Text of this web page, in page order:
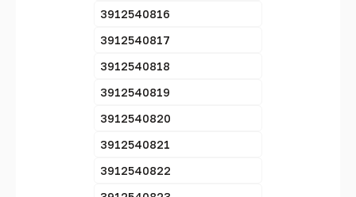
3912540816
3912540817
3912540818
3912540819
3912540820
3912540821
3912540822